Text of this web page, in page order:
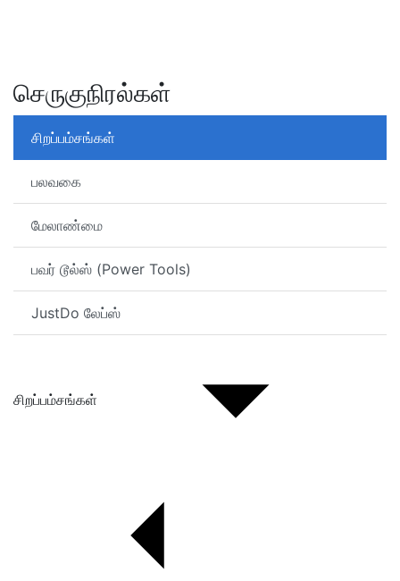
செருகுநிரல்கள்
சிறப்பம்சங்கள்
பலவகை
மேலாண்மை
பவர் டூல்ஸ் (Power Tools)
JustDo லேப்ஸ்
சிறப்பம்சங்கள்